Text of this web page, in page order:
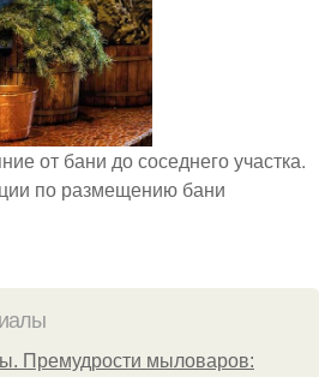
от бани до соседнего участка.
по размещению бани
Премудрости мыловаров: